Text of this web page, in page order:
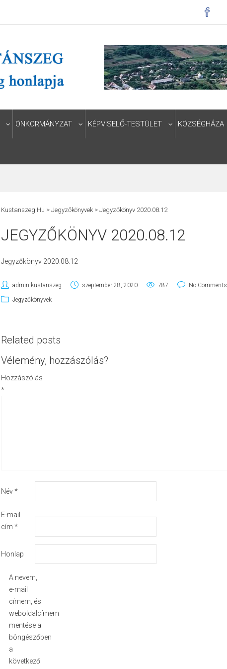
ÖNKORMÁNYZAT KÉPVISELŐ-TESTÜLET KÖZSÉGHÁZA
Kustanszeg.hu > Jegyzőkönyvek> Jegyzőkönyv 2020.08.12
JEGYZŐKÖNYV 2020.08.12
Jegyzőkönyv 2020.08.12
admin.kustanszeg szeptember 28, 2020 787 No Comments
Jegyzőkönyvek
Related posts
Vélemény, hozzászólás?
Hozzászólás
*
Név*
E-mail
cím *
Honlap
A nevem,
e-mail
címem, és
weboldalcímem
mentése a
böngészőben
a
következő